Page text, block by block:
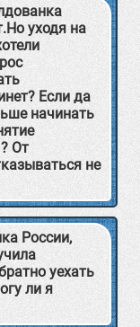
уходя на
Если да
начинать
От
не
России,
уехать
ли я